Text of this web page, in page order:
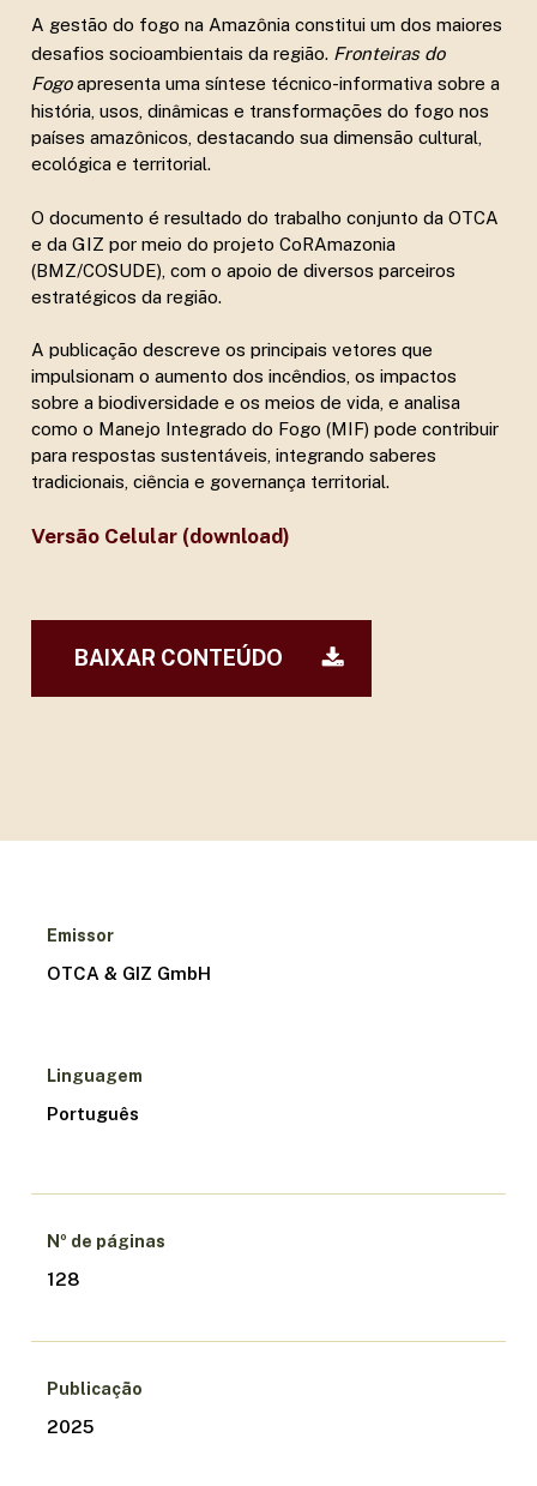
A gestão do fogo na Amazônia constitui um dos maiores
desafios socioambientais da região. Fronteiras do
Fogoapresenta uma síntese técnico-informativa sobre a
história, usos, dinâmicas e transformações do fogo nos
países amazônicos, destacando sua dimensão cultural,
ecológica e territorial.
O documento é resultado do trabalho conjunto da OTCA
e da GIZ por meio do projeto CoRAmazonia
(BMZ/COSUDE), com o apoio de diversos parceiros
estratégicos da região.
A publicação descreve os principais vetores que
impulsionam o aumento dos incêndios, os impactos
sobre a biodiversidade e os meios de vida, e analisa
como o Manejo Integrado do Fogo (MIF) pode contribuir
para respostas sustentáveis, integrando saberes
tradicionais, ciência e governança territorial.
Versão Celular (download)
BAIXAR CONTEÚDO
Emissor
OTCA & GIZ GmbH
Linguagem
Português
Nº de páginas
128
Publicação
2025